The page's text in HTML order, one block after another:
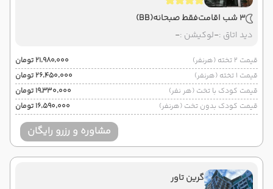
3 شب اقامت فقط صبحانه(BB)
دید اتاق :-لوکیشن :-
قیمت 2 تخته (هرنفر)
۲۱٬۹۸۰٬۰۰۰ تومان
قیمت 1 تخته (هرنفر)
۲۶٬۴۵۰٬۰۰۰ تومان
قیمت کودک با تخت (هر نفر)
۱۹٬۳۳۰٬۰۰۰ تومان
قیمت کودک بدون تخت (هرنفر)
۱۶٬۵۹۰٬۰۰۰ تومان
مشاوره و رزرو رایگان
گرین تاور